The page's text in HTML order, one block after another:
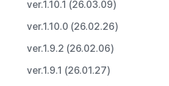
ver.1.10.1 (26.03.09)
ver.1.10.0 (26.02.26)
ver.1.9.2 (26.02.06)
ver.1.9.1 (26.01.27)